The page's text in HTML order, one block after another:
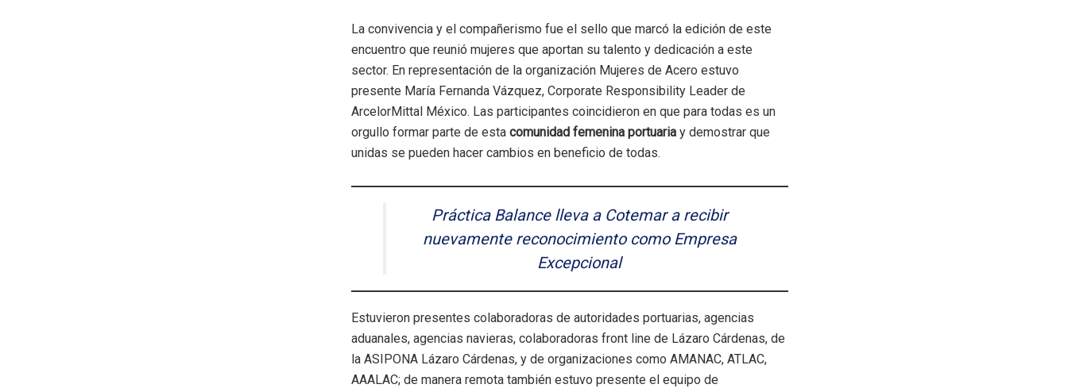
La convivencia y el compañerismo fue el sello que marcó la edición de este
encuentro que reunió mujeres que aportan su talento y dedicación a este
sector. En representación de la organización Mujeres de Acero estuvo
presente María Fernanda Vázquez, Corporate Responsibility Leader de
ArcelorMittal México. Las participantes coincidieron en que para todas es un
orgullo formar parte de esta comunidad femenina portuaria y demostrar que
unidas se pueden hacer cambios en beneficio de todas.
Práctica Balance lleva a Cotemar a recibir
nuevamente reconocimiento como Empresa
Excepcional
Estuvieron presentes colaboradoras de autoridades portuarias, agencias
aduanales, agencias navieras, colaboradoras front line de Lázaro Cárdenas, de
la ASIPONA Lázaro Cárdenas, y de organizaciones como AMANAC, ATLAC,
AAALAC; de manera remota también estuvo presente el equipo de